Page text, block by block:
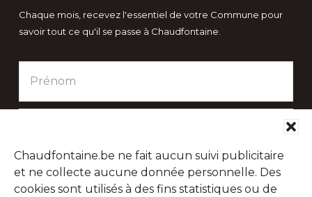
Chaudfontaine.be ne fait aucun suivi publicitaire
et ne collecte aucune donnée personnelle. Des
cookies sont utilisés à des fins statistiques ou de
Chaque mois, recevez l'essentiel de votre Commune pour
savoir tout ce qu'il se passe à Chaudfontaine.